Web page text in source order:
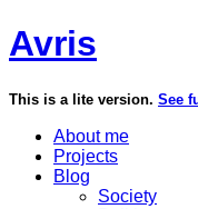
Avris
This is a lite version. See
About me
Projects
Blog
Society